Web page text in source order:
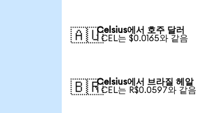
🇦🇺Celsius에서 호주 달러
1 CEL는 $0.0165와 같음
🇧🇷Celsius에서 브라질 헤알
1 CEL는 R$0.0597와 같음